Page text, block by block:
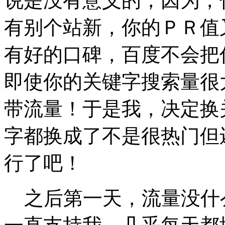
有别个站新，你的ＰＲ
有好的口碑，百度不会
即使你的关键字搜索量
带流量！于是我，决定
字都换成了不是很热门
行了吧！
之后第一天，流量没什